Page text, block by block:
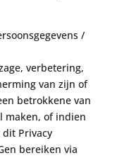
/
verbetering,
van zijn of
betrokkene van
maken, of indien
Privacy
bereiken via